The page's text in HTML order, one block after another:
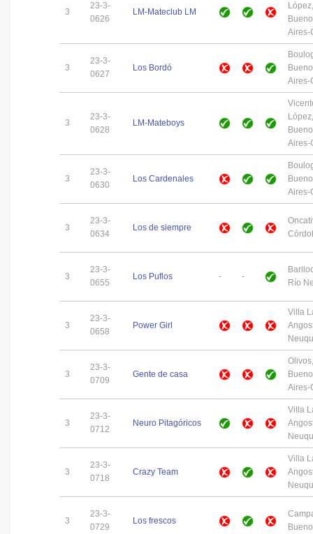
3
23-3-
0626
LM-Mateclub LM
López,
Aires-
3
23-3-
0627
Los Bordó
Aires-
3
23-3-
0628
LM-Mateboys
López,
Aires-
3
23-3-
0630
Los Cardenales
Aires-
3
23-3-
0634
Los de siempre
3
23-3-
0655
Los Puflos - -
Río
3
23-3-
0658
Power Girl
Villa
3
23-3-
0709
Gente de casa
Olivos,
Aires-
3
23-3-
0712
Neuro Pitagóricos
Villa
3
23-3-
0718
Crazy Team
Villa
3
23-3-
0729
Los frescos